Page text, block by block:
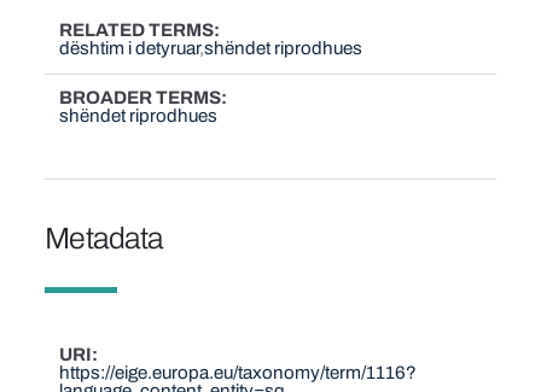
RELATED TERMS
dështim i detyruar shëndet riprodhues
BROADER TERMS
shëndet riprodhues
Metadata
URI
https://eige.europa.eu/taxonomy/term/1116?